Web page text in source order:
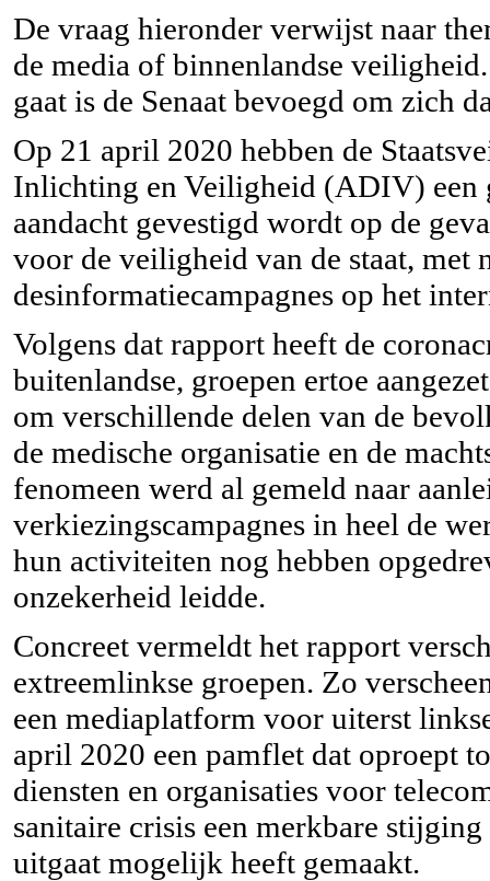
De vraag hieronder verwijst naar
de media of binnenlandse
gaat is de Senaat bevoegd om zich
Op 21 april 2020 hebben de
Inlichting en Veiligheid (ADIV) een
aandacht gevestigd wordt op de
voor de veiligheid van de staat, met
desinformatiecampagnes op het
Volgens dat rapport heeft de
buitenlandse, groepen ertoe
om verschillende delen van de
de medische organisatie en de
fenomeen werd al gemeld naar
verkiezingscampagnes in heel de
hun activiteiten nog hebben
onzekerheid leidde.
Concreet vermeldt het rapport
extreemlinkse groepen. Zo
een mediaplatform voor uiterst
april 2020 een pamflet dat oproept
diensten en organisaties voor
sanitaire crisis een merkbare
uitgaat mogelijk heeft gemaakt.